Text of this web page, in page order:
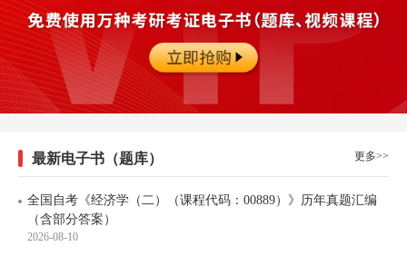
更多>>
最新电子书（题库）
全国自考《经济学（二）（课程代码：00889）》历年真题汇编
（含部分答案）
2026-08-10